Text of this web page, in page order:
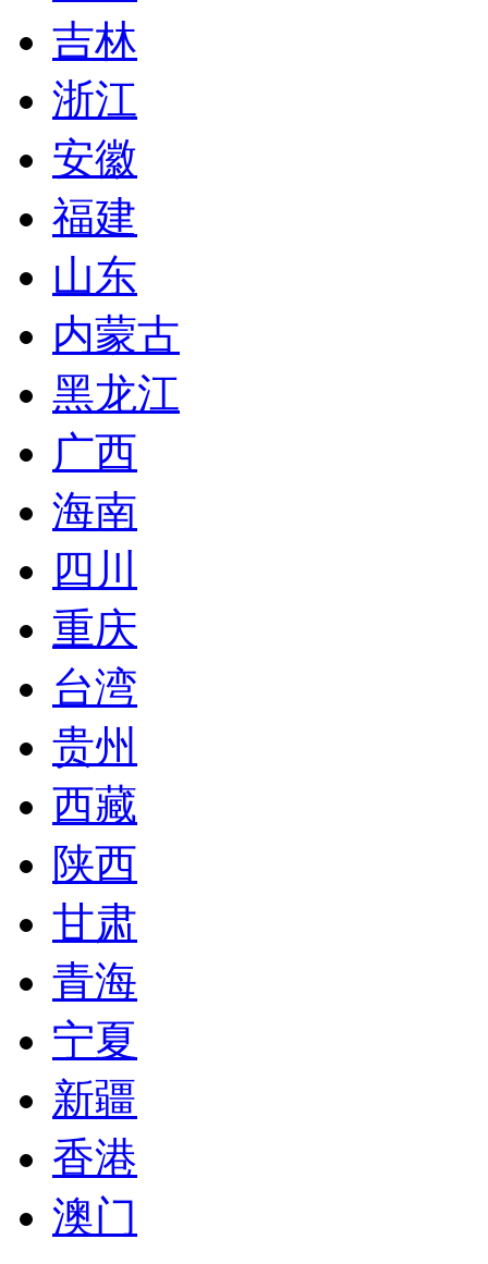
吉林
浙江
安徽
福建
山东
内蒙古
黑龙江
广西
海南
四川
重庆
台湾
贵州
西藏
陕西
甘肃
青海
宁夏
新疆
香港
澳门